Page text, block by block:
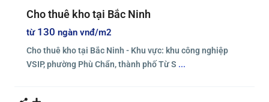
Cho thuê kho tại Bắc Ninh
từ130 ngàn vnđ/m2
Cho thuê kho tại Bắc Ninh - Khu vực: khu công nghiệp
VSIP, phường Phù Chẩn, thành phố Từ S ...